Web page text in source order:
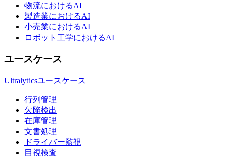
物流におけるAI
製造業におけるAI
小売業におけるAI
ロボット工学におけるAI
ユースケース
Ultralyticsユースケース
行列管理
欠陥検出
在庫管理
文書処理
ドライバー監視
目視検査